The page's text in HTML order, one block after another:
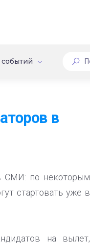
в
СМИ: по некоторым
стартовать уже в
на вылет,